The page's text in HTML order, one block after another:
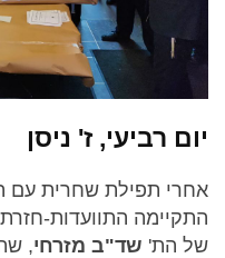
יום רביעי, ז' ניסן
אחרי תפילת שחרית עם
התקיימה התוועדות-
של הת' שד"ב מזרחי,